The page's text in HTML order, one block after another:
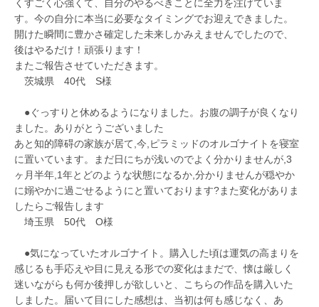
くすごく心強くて、自分のやるべきことに全力を注げていま
す。今の自分に本当に必要なタイミングでお迎えできました。
開けた瞬間に豊かさ確定した未来しかみえませんでしたので、
後はやるだけ！頑張ります！
またご報告させていただきます。
茨城県 40代 S様
●ぐっすりと休めるようになりました。お腹の調子が良くなり
ました。ありがとうございました
あと知的障碍の家族が居て,今,ピラミッドのオルゴナイトを寝室
に置いています。まだ日にちが浅いのでよく分かりませんが,3
ヶ月半年,1年とどのような状態になるか,分かりませんが穏やか
に嫋やかに過ごせるようにと置いております?また変化がありま
したらご報告します
埼玉県 50代 O様
●気になっていたオルゴナイト。購入した頃は運気の高まりを
感じるも手応えや目に見える形での変化はまだで、懐は厳しく
迷いながらも何か後押しが欲しいと、こちらの作品を購入いた
しました。届いて目にした感想は、当初は何も感じなく、あ